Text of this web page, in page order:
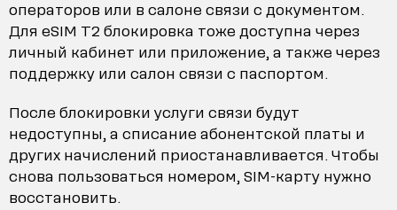
операторов или в салоне связи с документом.
Для eSIM T2 блокировка тоже доступна через
личный кабинет или приложение, а также через
поддержку или салон связи с паспортом.
После блокировки услуги связи будут
недоступны, а списание абонентской платы и
других начислений приостанавливается. Чтобы
снова пользоваться номером, SIM-карту нужно
восстановить.